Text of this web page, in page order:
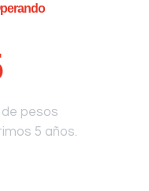
de pesos
5 años.